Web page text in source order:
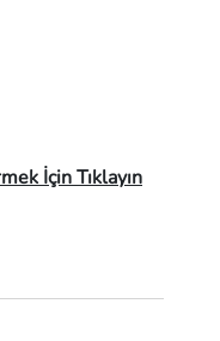
İçin Tıklayın